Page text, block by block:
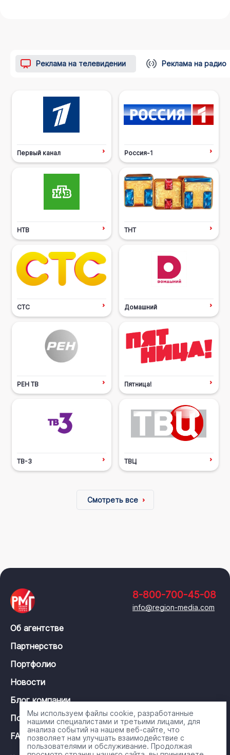
Реклама на телевидении Реклама на радио
Первый канал Россия-1
НТВ ТНТ
СТС Домашний
РЕН ТВ Пятница!
ТВ-3 ТВЦ
Смотреть все
8-800-700-45-08
info@region-media.com
Об агентстве
Партнерство
Портфолио
Новости
Блог компании
Политика конфиденциальности
FAQ
Мы используем файлы cookie, разработанные
нашими специалистами и третьими лицами, для
анализа событий на нашем веб-сайте, что
позволяет нам улучшать взаимодействие с
пользователями и обслуживание. Продолжая